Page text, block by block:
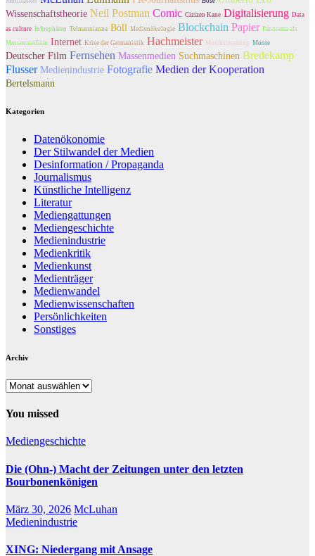
Wissenschaftstheorie Neil Postman Comic Cizizen Kane Digitalisierung Data
as culture Infosphären Telmannianna Böll Medienökologie Blockchain Papier Panorama als
Massenmedium Internet Krise der Germanistik Hachmeister Musikstreaming Moore
Deutscher Film Fernsehen Massenmedien Suchmaschinen Bredekamp
Flusser Medienindustrie Fotografie Medien der Kooperation
Bertelsmann
Kategorien
Datenökonomie
Der Stilwandel der Medien
Desinformation / Propaganda
Journalismus
Künstliche Intelligenz
Literatur
Mediengattungen
Mediengeschichte
Medienindustrie
Medienkritik
Medienkunst
Medienträger
Medienwandel
Medienwissenschaften
Persönlichkeiten
Sonstiges
Archiv
Archiv
You missed
Mediengeschichte
Die (Ohn-) Macht der Zeitungen unter den letzten
Bourbonenkönigen
März 30, 2026 McLuhan
Medienindustrie
XING: Niedergang mit Ansage